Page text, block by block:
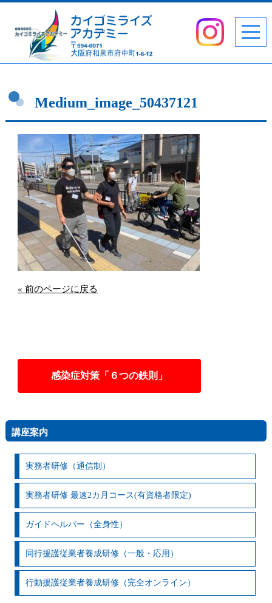
Medium_image_50437121
« 前のページに戻る
感染症対策「６つの鉄則」
講座案内
実務者研修（通信制）
実務者研修 最速2カ月コース(有資格者限定)
ガイドヘルパー（全身性）
同行援護従業者養成研修（一般・応用）
行動援護従業者養成研修（完全オンライン）